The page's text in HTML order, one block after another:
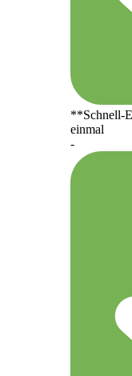
**Schnell-
einmal
-